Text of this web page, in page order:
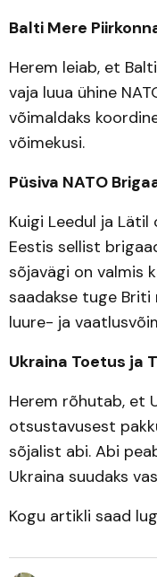
Balti Mere
Herem leiab, et
vaja luua ühine
võimaldaks
võimekusi.
Püsiva NATO
Kuigi Leedul ja Lätil
Eestis sellist
sõjavägi on valmis
saadakse tuge
luure- ja
Ukraina Toetus ja
Herem rõhutab, et
otsustavusest
sõjalist abi. Abi
Ukraina suudaks
Kogu artikli saad